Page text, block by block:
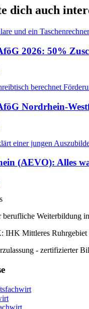
dich auch
2026: 50%
Nordrhein-
(AEVO): Alles
berufliche Weiterbildung
IHK Mittleres Ruhrgebiet